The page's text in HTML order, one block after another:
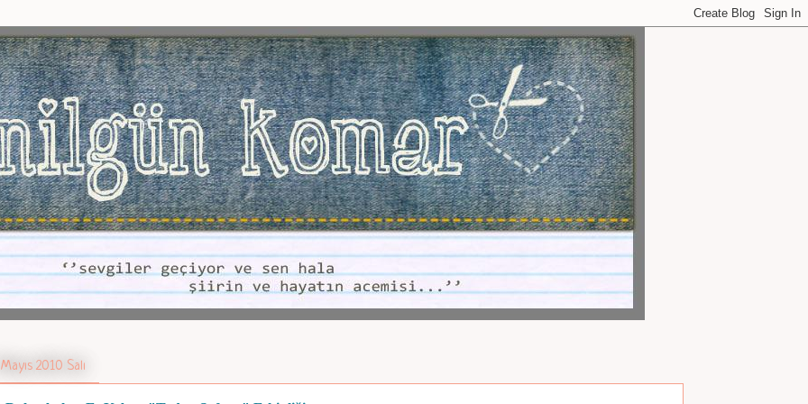
2010 Salı